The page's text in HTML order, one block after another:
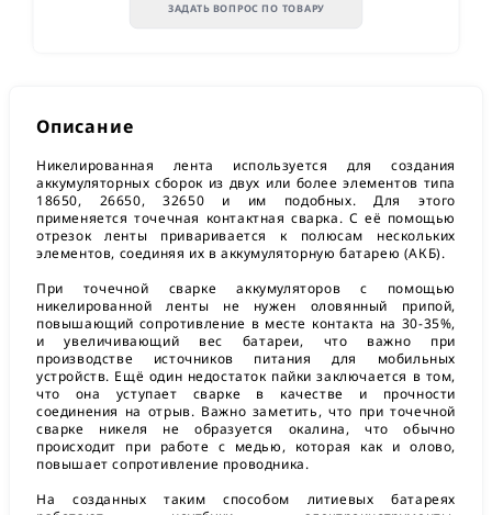
ЗАДАТЬ ВОПРОС ПО ТОВАРУ
Описание
Никелированная лента используется для создания
аккумуляторных сборок из двух или более элементов типа
18650, 26650, 32650 и им подобных. Для этого
применяется точечная контактная сварка. С её помощью
отрезок ленты приваривается к полюсам нескольких
элементов, соединяя их в аккумуляторную батарею (АКБ).
При точечной сварке аккумуляторов с помощью
никелированной ленты не нужен оловянный припой,
повышающий сопротивление в месте контакта на 30-35%,
и увеличивающий вес батареи, что важно при
производстве источников питания для мобильных
устройств. Ещё один недостаток пайки заключается в том,
что она уступает сварке в качестве и прочности
соединения на отрыв. Важно заметить, что при точечной
сварке никеля не образуется окалина, что обычно
происходит при работе с медью, которая как и олово,
повышает сопротивление проводника.
На созданных таким способом литиевых батареях